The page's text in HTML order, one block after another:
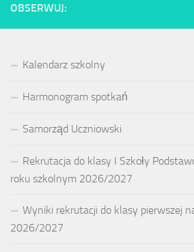
OBSERWUJ:
Kalendarz szkolny
Harmonogram spotkań
Samorząd Uczniowski
Rekrutacja do klasy I Szkoły
roku szkolnym 2026/2027
Wyniki rekrutacji do klasy pierwszej
2026/2027